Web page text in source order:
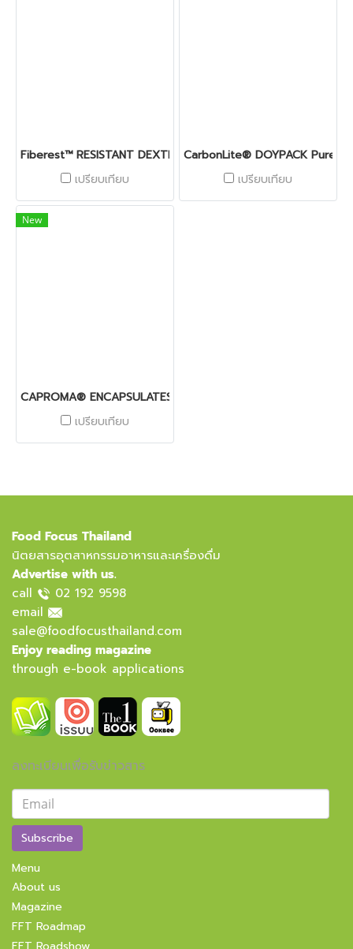
Fiberest™ RESISTANT DEXTRIN
เปรียบเทียบ
CarbonLite® DOYPACK PurePE
เปรียบเทียบ
New
CAPROMA® ENCAPSULATES
เปรียบเทียบ
Food Focus Thailand
นิตยสารอุตสาหกรรมอาหารและเครื่องดื่ม
Advertise with us.
call
02 192 9598
email
sale@foodfocusthailand.com
Enjoy reading magazine
through e-book applications
ลงทะเบียนเพื่อรับข่าวสาร
Subscribe
Menu
About us
Magazine
FFT Roadmap